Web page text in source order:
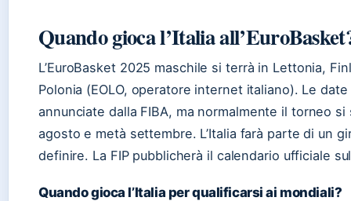
Quando gioca l’Italia
L’EuroBasket 2025 maschile si terrà in Lettonia,
Polonia (EOLO, operatore internet italiano). Le
annunciate dalla FIBA, ma normalmente il torneo
agosto e metà settembre. L’Italia farà parte di un
definire. La FIP pubblicherà il calendario ufficiale
Quando gioca l’Italia per qualificarsi ai mondiali?